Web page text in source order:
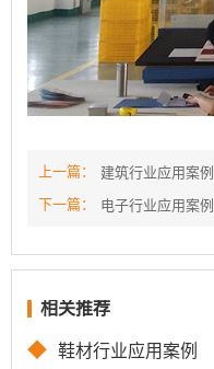
上一篇：
建筑行业应用案例
下一篇：
电子行业应用案例
相关推荐
◆ 鞋材行业应用案例